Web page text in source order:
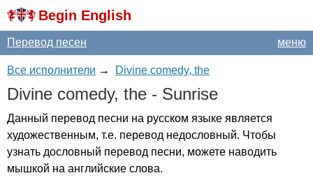
Begin English
меню
Перевод песен
Все исполнители → Divine comedy, the
Divine comedy, the - Sunrise
Данный перевод песни на русском языке является
художественным, т.е. перевод недословный. Чтобы
узнать дословный перевод песни, можете наводить
мышкой на английские слова.